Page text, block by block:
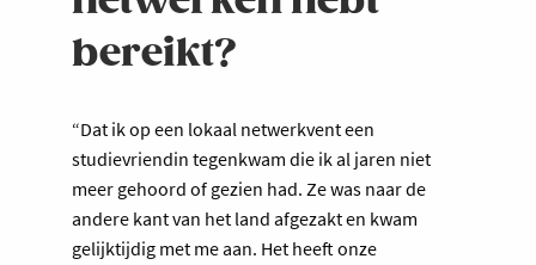
bereikt?
“Dat ik op een lokaal netwerkvent een
studievriendin tegenkwam die ik al jaren niet
meer gehoord of gezien had. Ze was naar de
andere kant van het land afgezakt en kwam
gelijktijdig met me aan. Het heeft onze